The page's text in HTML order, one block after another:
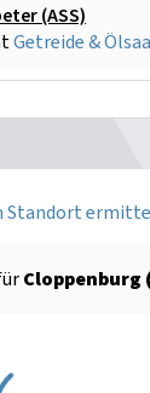
(ASS)
Getreide &
Standort
Cloppenburg